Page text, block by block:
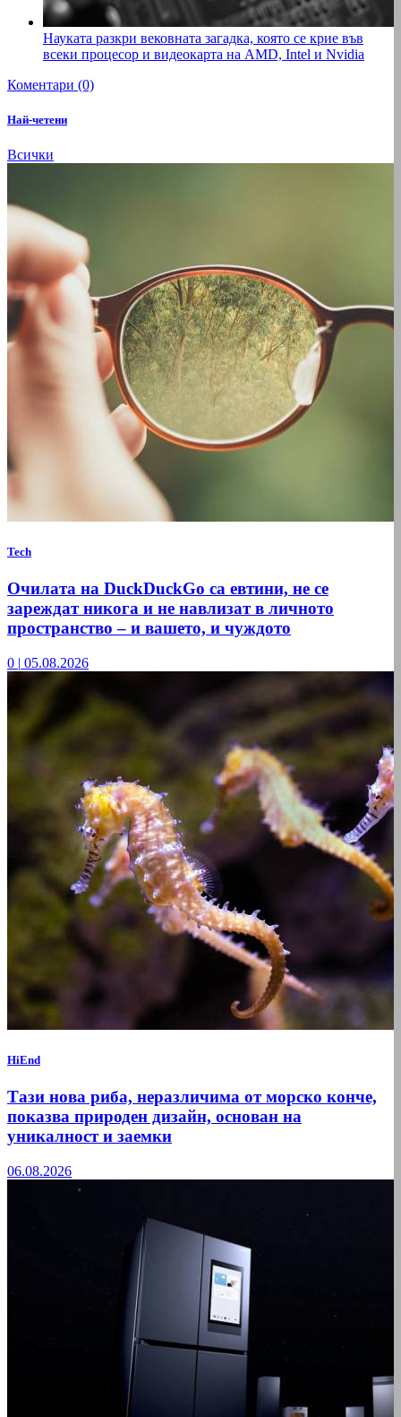
Науката разкри вековната загадка, която се крие във
всеки процесор и видеокарта на AMD, Intel и Nvidia
Коментари (0)
Най-четени
Всички
Tech
Очилата на DuckDuckGo са евтини, не се
зареждат никога и не навлизат в личното
пространство – и вашето, и чуждото
0 | 05.08.2026
HiEnd
Тази нова риба, неразличима от морско конче,
показва природен дизайн, основан на
уникалност и заемки
06.08.2026